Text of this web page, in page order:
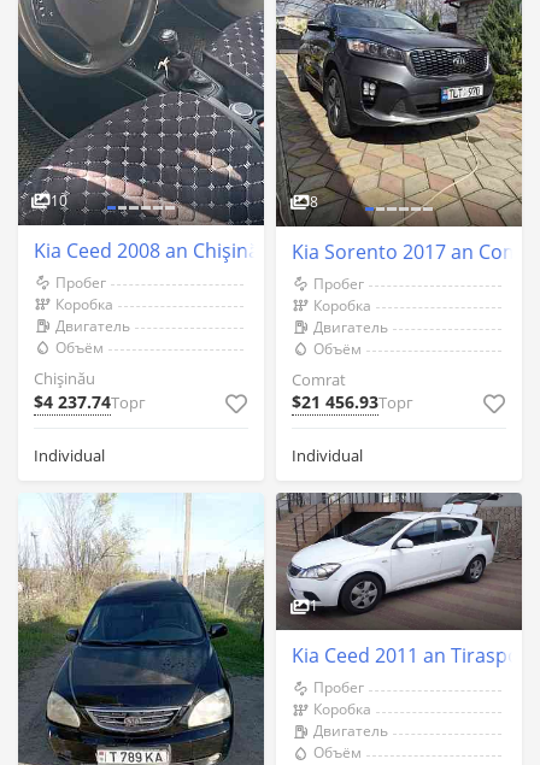
10
Kia Ceed 2008 an Chişinău
Пробег
Коробка
Двигатель
Объём
Chişinău
$4 237.74Торг
Individual
8
Kia Sorento 2017 an
Пробег
Коробка
Двигатель
Объём
Comrat
$21 456.93Торг
Individual
1
Kia Ceed 2011 an Tiraspol
Пробег
Коробка
Двигатель
Объём